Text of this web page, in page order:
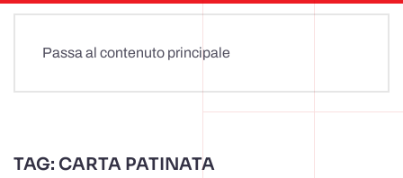
Passa al contenuto principale
TAG: CARTA PATINATA